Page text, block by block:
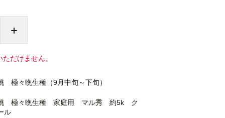
+
だけません。
極々晩生種（9月中旬～下旬）
極々晩生種 家庭用 マル秀 約5k ク
ル